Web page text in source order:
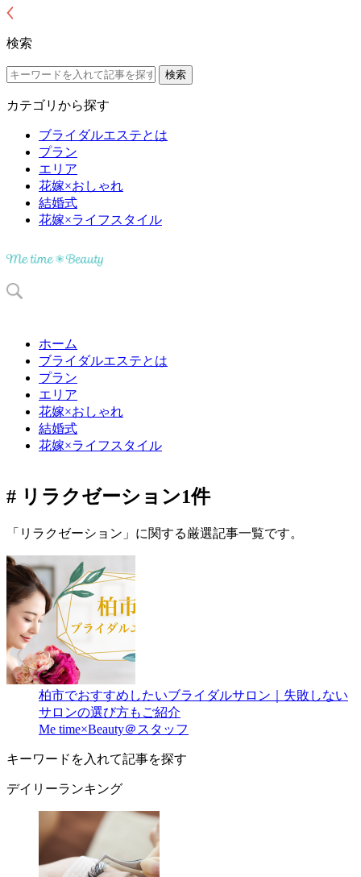
検索
カテゴリから探す
ブライダルエステとは
プラン
エリア
花嫁×おしゃれ
結婚式
花嫁×ライフスタイル
ホーム
ブライダルエステとは
プラン
エリア
花嫁×おしゃれ
結婚式
花嫁×ライフスタイル
# リラクゼーション1件
「リラクゼーション」に関する厳選記事一覧です。
柏市でおすすめしたいブライダルサロン｜失敗しない
サロンの選び方もご紹介
Me time×Beauty＠スタッフ
キーワードを入れて記事を探す
デイリーランキング